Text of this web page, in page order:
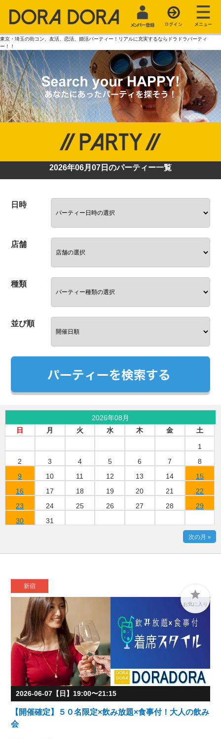
東京・埼玉の街コン、友活、恋活、婚活パーティー！リアルに充実するならドラドラパーティ
ー！！
2026年06月07日のパーティー一覧
日時
店舗
種類
並び順
2026年08月
日
月 火 水 木 金 土
1
2
3 4 5 6 7
8
9
10 11 12 13 14
15
16
17 18 19 20 21
22
23
24 25 26 27 28
29
30
31
次の月 »
新宿

お気に入り
2026-06-07【日】19:00〜21:15
【開催確定】５０名限定×飲み放題×食事付！大人の飲み
会